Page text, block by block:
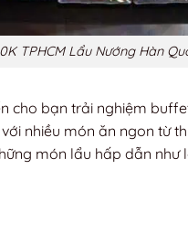
TPHCM Lẩu Nướng Hàn
cho bạn trải nghiệm
nhiều món ăn ngon từ
món lẩu hấp dẫn như